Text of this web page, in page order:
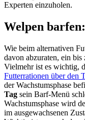
Experten einzuholen.
Welpen
Wie beim alternativen
davon abzuraten, ein
Vielmehr ist es wichtig,
Futterrationen über den
der Wachstumsphase
Tag sein Barf-Menü
Wachstumsphase wird
im ausgewachsenen